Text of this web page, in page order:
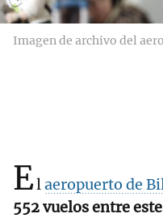
Imagen de archivo del
Elaeropuerto de
552 vuelos entre